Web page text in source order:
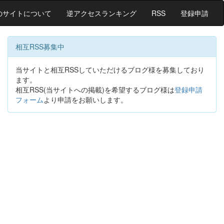
サイトについて 逆アクセスランキング RSS 登録申請
相互RSS募集中
当サイトと相互RSSしていただけるブログ様を募集しており
ます。
相互RSS(当サイトへの掲載)を希望するブログ様は登録申請
フォームより申請をお願いします。